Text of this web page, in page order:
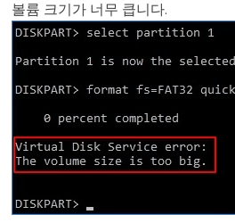
볼륨 크기가 너무 큽니다.